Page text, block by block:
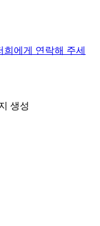
희에게 연락해 주세
생성